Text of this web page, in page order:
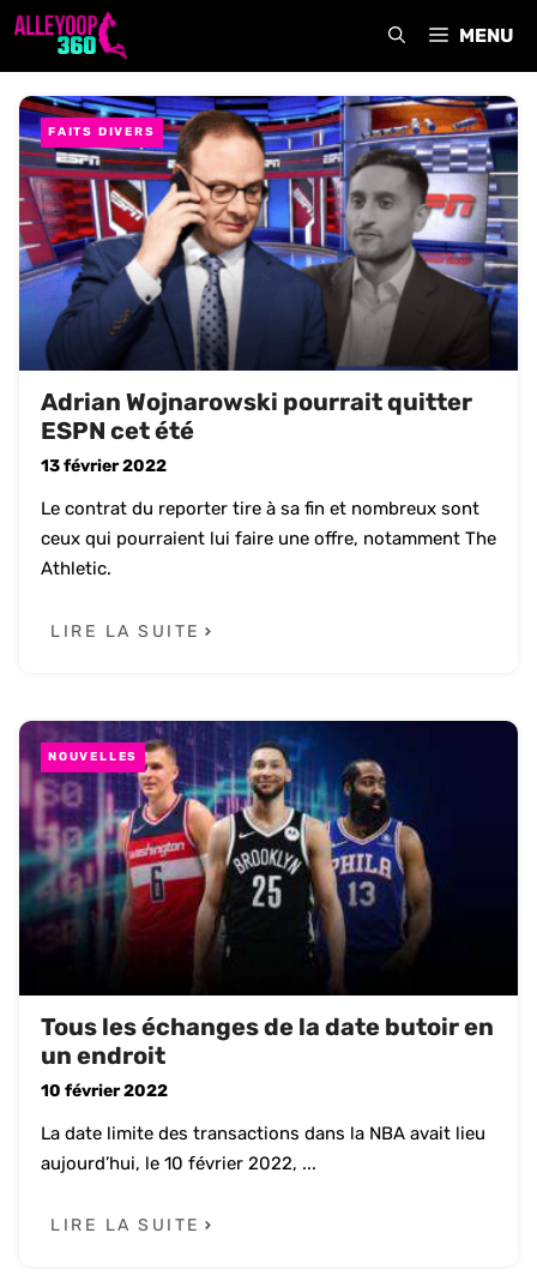
Aller
MENU
FAITS DIVERS
Adrian Wojnarowski pourrait quitter
ESPN cet été
13 février 2022
Le contrat du reporter tire à sa fin et nombreux sont
ceux qui pourraient lui faire une offre, notamment The
Athletic.
LIRE LA SUITE
NOUVELLES
Tous les échanges de la date butoir en
un endroit
10 février 2022
La date limite des transactions dans la NBA avait lieu
aujourd’hui, le 10 février 2022, ...
LIRE LA SUITE